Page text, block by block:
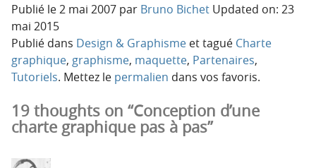
Publié le2 mai 2007 par Bruno Bichet Updated on: 23
mai 2015
Publié dans Design & Graphisme et tagué Charte
graphique, graphisme, maquette, Partenaires,
Tutoriels. Mettez le permalien dans vos favoris.
19 thoughts on “Conception d’une
charte graphique pas à pas”